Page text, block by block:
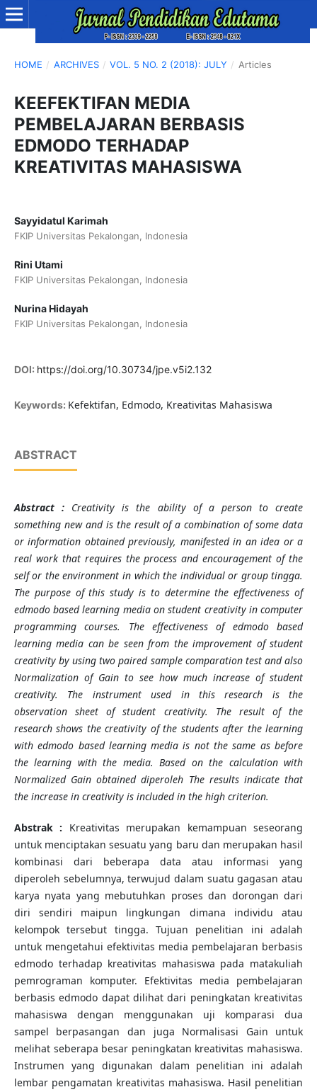
HOME / ARCHIVES / VOL. 5 NO. 2 (2018): JULY / Articles
KEEFEKTIFAN MEDIA
PEMBELAJARAN BERBASIS
EDMODO TERHADAP
KREATIVITAS MAHASISWA
Sayyidatul Karimah
FKIP Universitas Pekalongan, Indonesia
Rini Utami
FKIP Universitas Pekalongan, Indonesia
Nurina Hidayah
FKIP Universitas Pekalongan, Indonesia
DOI: https://doi.org/10.30734/jpe.v5i2.132
Keywords: Kefektifan, Edmodo, Kreativitas Mahasiswa
ABSTRACT
Abstract: Creativity is the ability of a person to create
something new and is the result of a combination of some data
or information obtained previously, manifested in an idea or a
real work that requires the process and encouragement of the
self or the environment in which the individual or group tingga.
The purpose of this study is to determine the effectiveness of
edmodo based learning media on student creativity in computer
programming courses. The effectiveness of edmodo based
learning media can be seen from the improvement of student
creativity by using two paired sample comparation test and also
Normalization of Gain to see how much increase of student
creativity. The instrument used in this research is the
observation sheet of student creativity. The result of the
research shows the creativity of the students after the learning
with edmodo based learning media is not the same as before
the learning with the media. Based on the calculation with
Normalized Gain obtained diperoleh The results indicate that
the increase in creativity is included in the high criterion.
Abstrak: Kreativitas merupakan kemampuan seseorang
untuk menciptakan sesuatu yang baru dan merupakan hasil
kombinasi dari beberapa data atau informasi yang
diperoleh sebelumnya, terwujud dalam suatu gagasan atau
karya nyata yang mebutuhkan proses dan dorongan dari
diri sendiri maipun lingkungan dimana individu atau
kelompok tersebut tingga. Tujuan penelitian ini adalah
untuk mengetahui efektivitas media pembelajaran berbasis
edmodo terhadap kreativitas mahasiswa pada matakuliah
pemrograman komputer. Efektivitas media pembelajaran
berbasis edmodo dapat dilihat dari peningkatan kreativitas
mahasiswa dengan menggunakan uji komparasi dua
sampel berpasangan dan juga Normalisasi Gain untuk
melihat seberapa besar peningkatan kreativitas mahasiswa.
Instrumen yang digunakan dalam penelitian ini adalah
lembar pengamatan kreativitas mahasiswa. Hasil penelitian